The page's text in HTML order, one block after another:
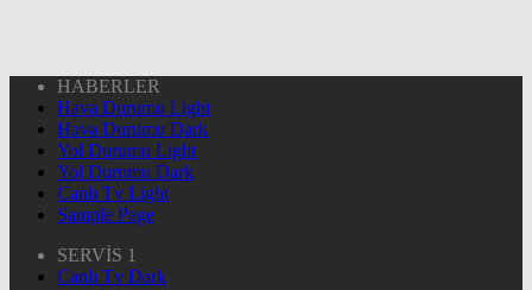
HABERLER
Hava Durumu Light
Hava Durumu Dark
Yol Durumu Light
Yol Durumu Dark
Canlı Tv Light
Sample Page
SERVİS 1
Canlı Tv Dark